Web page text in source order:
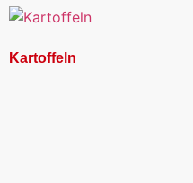
Kartoffeln